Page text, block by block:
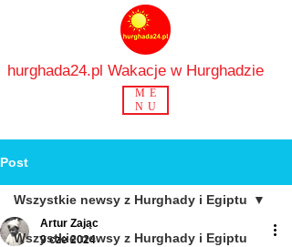
hurghada24.pl Wakacje w Hurghadzie
ME
NU
Post
Wszystkie newsy z Hurghady i Egiptu
Wszystkie newsy z Hurghady i Egiptu
Artur Zając
9 cze 2024